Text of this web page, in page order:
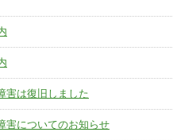
害は復旧しました
害についてのお知らせ